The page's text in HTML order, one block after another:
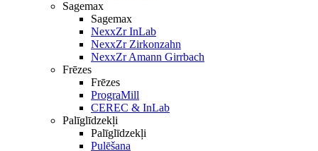
Sagemax
Sagemax
NexxZr InLab
NexxZr Zirkonzahn
NexxZr Amann Girrbach
Frēzes
Frēzes
PrograMill
CEREC & InLab
Palīglīdzekļi
Palīglīdzekļi
Pulēšana